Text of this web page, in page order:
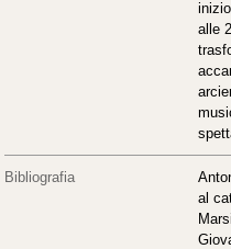
alle
Bibliografia
al